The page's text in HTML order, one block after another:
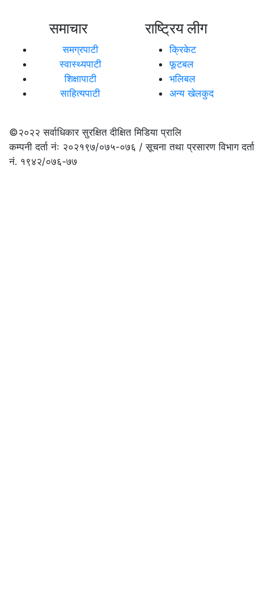
समाचार
समग्रपाटी
स्वास्थ्यपाटी
शिक्षापाटी
साहित्यपाटी
राष्ट्रिय लीग
क्रिकेट
फूटबल
भलिबल
अन्य खेलकुद
©२०२२सर्वाधिकार सुरक्षित दीक्षित मिडिया प्रालि
कम्पनी दर्ता नंः २०२१९७/०७५-०७६ / सूचना तथा प्रसारण विभाग दर्ता
नं. १९४२/०७६-७७